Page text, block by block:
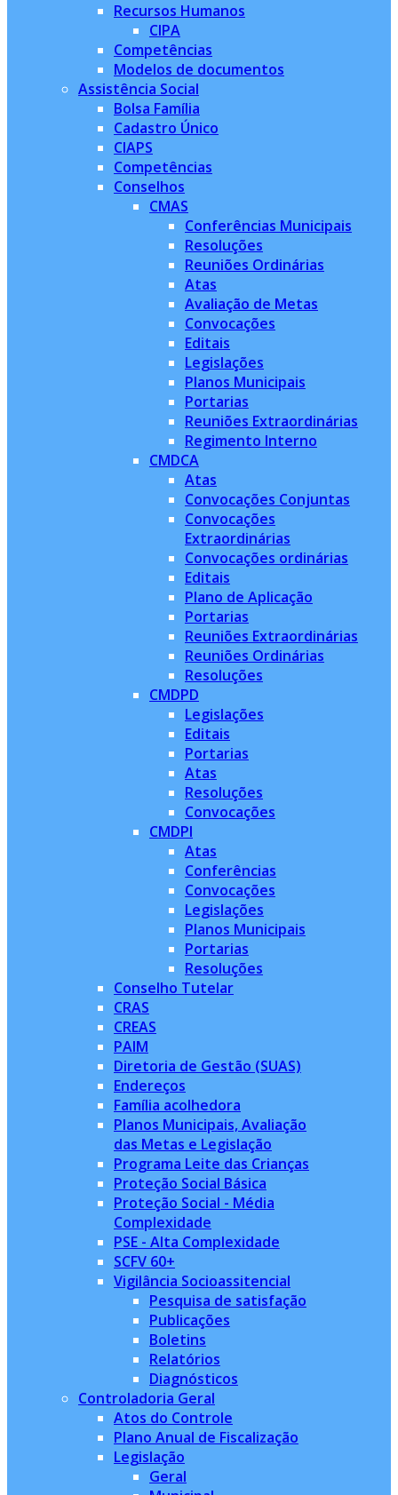
Recursos Humanos
CIPA
Competências
Modelos de documentos
Assistência Social
Bolsa Família
Cadastro Único
CIAPS
Competências
Conselhos
CMAS
Conferências Municipais
Resoluções
Reuniões Ordinárias
Atas
Avaliação de Metas
Convocações
Editais
Legislações
Planos Municipais
Portarias
Reuniões Extraordinárias
Regimento Interno
CMDCA
Atas
Convocações Conjuntas
Convocações
Extraordinárias
Convocações ordinárias
Editais
Plano de Aplicação
Portarias
Reuniões Extraordinárias
Reuniões Ordinárias
Resoluções
CMDPD
Legislações
Editais
Portarias
Atas
Resoluções
Convocações
CMDPI
Atas
Conferências
Convocações
Legislações
Planos Municipais
Portarias
Resoluções
Conselho Tutelar
CRAS
CREAS
PAIM
Diretoria de Gestão (SUAS)
Endereços
Família acolhedora
Planos Municipais, Avaliação
das Metas e Legislação
Programa Leite das Crianças
Proteção Social Básica
Proteção Social - Média
Complexidade
PSE - Alta Complexidade
SCFV 60+
Vigilância Socioassitencial
Pesquisa de satisfação
Publicações
Boletins
Relatórios
Diagnósticos
Controladoria Geral
Atos do Controle
Plano Anual de Fiscalização
Legislação
Geral